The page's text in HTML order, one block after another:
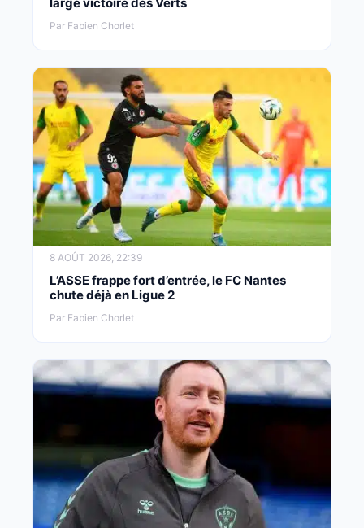
Par Fabien Chorlet
8 AOÛT 2026, 22:39
L’ASSE frappe fort d’entrée, le FC Nantes
chute déjà en Ligue 2
Par Fabien Chorlet